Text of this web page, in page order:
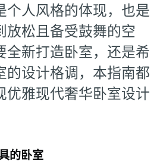
个人风格的体现，也是
放松且备受鼓舞的空
全新打造卧室，还是希
的设计格调，本指南都
优雅现代奢华卧室设计
的卧室